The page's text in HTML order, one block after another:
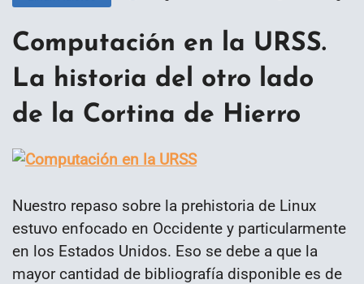
Computación en la URSS.
La historia del otro lado
de la Cortina de Hierro
Nuestro repaso sobre la prehistoria de Linux
estuvo enfocado en Occidente y particularmente
en los Estados Unidos. Eso se debe a que la
mayor cantidad de bibliografía disponible es de